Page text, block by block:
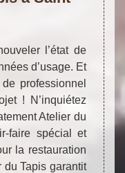
l’état de
d’usage. Et
professionnel
! N’inquiétez
Atelier du
faire spécial et
la restauration
du Tapis garantit